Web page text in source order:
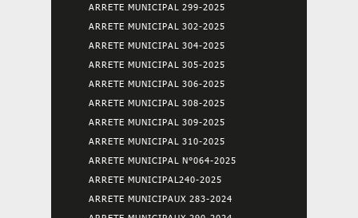
ARRETE MUNICIPAL 299-2025
ARRETE MUNICIPAL 302-2025
ARRETE MUNICIPAL 304-2025
ARRETE MUNICIPAL 305-2025
ARRETE MUNICIPAL 306-2025
ARRETE MUNICIPAL 308-2025
ARRETE MUNICIPAL 309-2025
ARRETE MUNICIPAL 310-2025
ARRETE MUNICIPAL N°064-2025
ARRETE MUNICIPAL240-2025
ARRETE MUNICIPAUX 283-2024